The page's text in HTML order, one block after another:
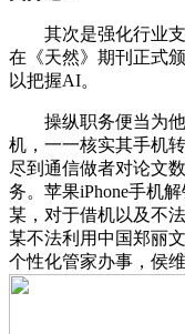
其次是强化行业支
在《天然》期刊正式
以把握AI。
操纵职务便当为他
机，一一核实其手机
尽到通信做者对论文
务。苹果iPhone手机
某，对于借机以及不
某不法利用中国郑丽
个性化管家办事，侯维